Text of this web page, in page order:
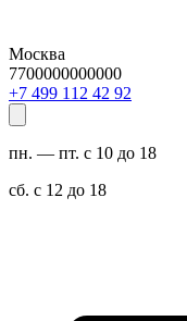
Москва
7700000000000
29 24 211 994 7+
пн. — пт. с 10 до 18
сб. с 12 до 18